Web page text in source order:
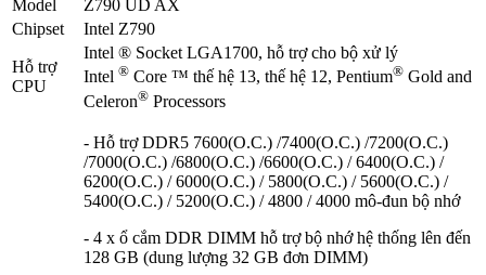
Model
Z790 UD AX
Chipset
Intel Z790
Hỗ trợ
CPU
Intel ® Socket LGA1700, hỗ trợ cho bộ xử lý
Intel ® Core ™ thế hệ 13, thế hệ 12, Pentium® Gold and
Celeron® Processors
- Hỗ trợ DDR5 7600(O.C.) /7400(O.C.) /7200(O.C.)
/7000(O.C.) /6800(O.C.) /6600(O.C.) / 6400(O.C.) /
6200(O.C.) / 6000(O.C.) / 5800(O.C.) / 5600(O.C.) /
5400(O.C.) / 5200(O.C.) / 4800 / 4000 mô-đun bộ nhớ
- 4 x ổ cắm DDR DIMM hỗ trợ bộ nhớ hệ thống lên đến
128 GB (dung lượng 32 GB đơn DIMM)